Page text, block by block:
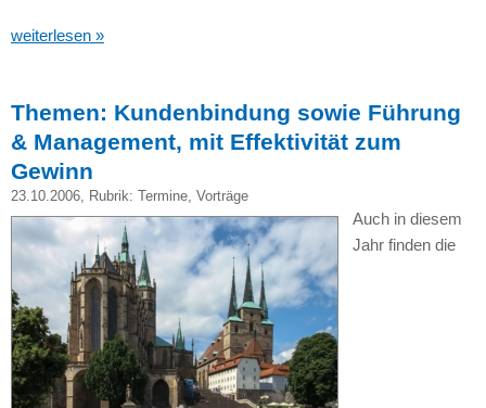
weiterlesen »
Themen: Kundenbindung sowie Führung
& Management, mit Effektivität zum
Gewinn
23.10.2006, Rubrik: Termine, Vorträge
Auch in diesem
Jahr finden die